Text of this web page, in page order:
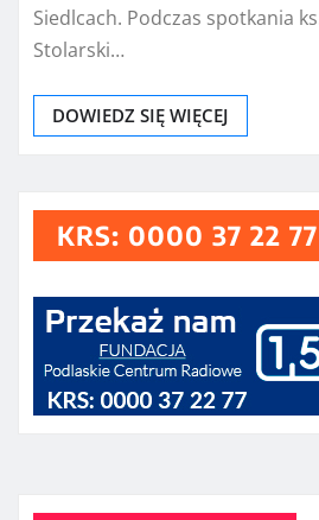
Siedlcach. Podczas spotkania
Stolarski…
DOWIEDZ SIĘ WIĘCEJ
KRS: 0000 37 22 77